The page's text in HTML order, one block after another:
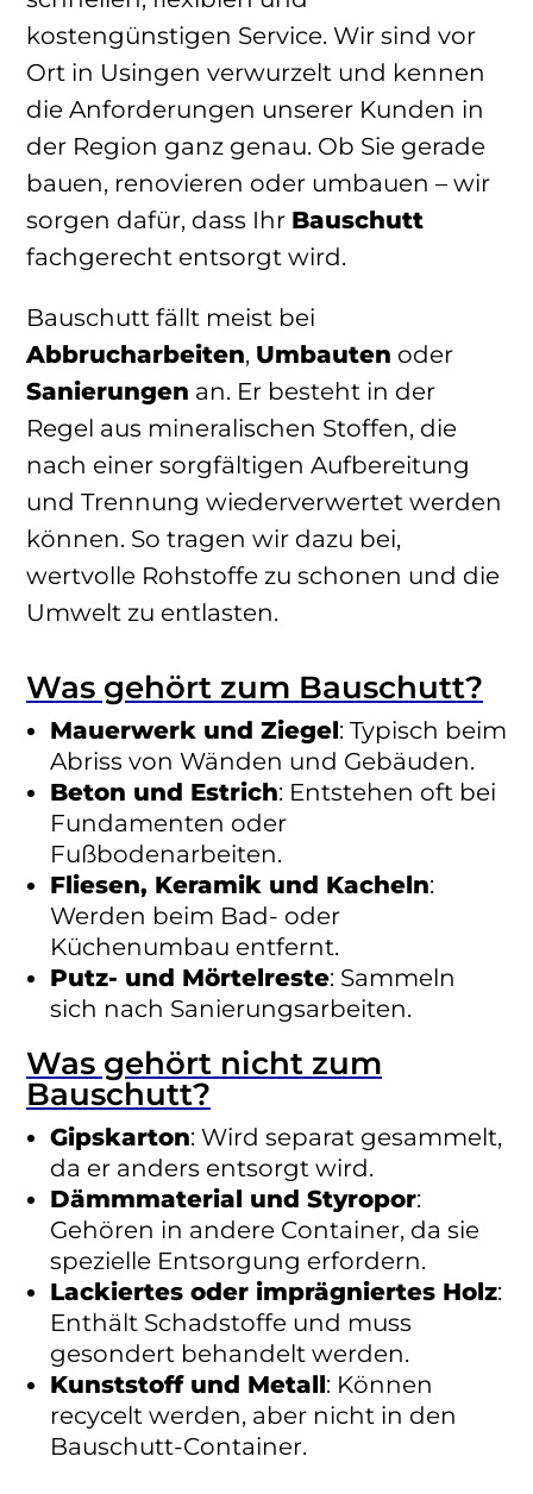
kostengünstigen Service. Wir sind vor
Ort in Usingen verwurzelt und kennen
die Anforderungen unserer Kunden in
der Region ganz genau. Ob Sie gerade
bauen, renovieren oder umbauen – wir
sorgen dafür, dass Ihr Bauschutt
fachgerecht entsorgt wird.
Bauschutt fällt meist bei
Abbrucharbeiten, Umbauten oder
Sanierungen an. Er besteht in der
Regel aus mineralischen Stoffen, die
nach einer sorgfältigen Aufbereitung
und Trennung wiederverwertet werden
können. So tragen wir dazu bei,
wertvolle Rohstoffe zu schonen und die
Umwelt zu entlasten.
Was gehört zum Bauschutt?
Mauerwerk und Ziegel: Typisch beim
Abriss von Wänden und Gebäuden.
Beton und Estrich: Entstehen oft bei
Fundamenten oder
Fußbodenarbeiten.
Fliesen, Keramik und Kacheln:
Werden beim Bad- oder
Küchenumbau entfernt.
Putz- und Mörtelreste: Sammeln
sich nach Sanierungsarbeiten.
Was gehört nicht zum
Bauschutt?
Gipskarton: Wird separat gesammelt,
da er anders entsorgt wird.
Dämmmaterial und Styropor:
Gehören in andere Container, da sie
spezielle Entsorgung erfordern.
Lackiertes oder imprägniertes Holz:
Enthält Schadstoffe und muss
gesondert behandelt werden.
Kunststoff und Metall: Können
recycelt werden, aber nicht in den
Bauschutt-Container.